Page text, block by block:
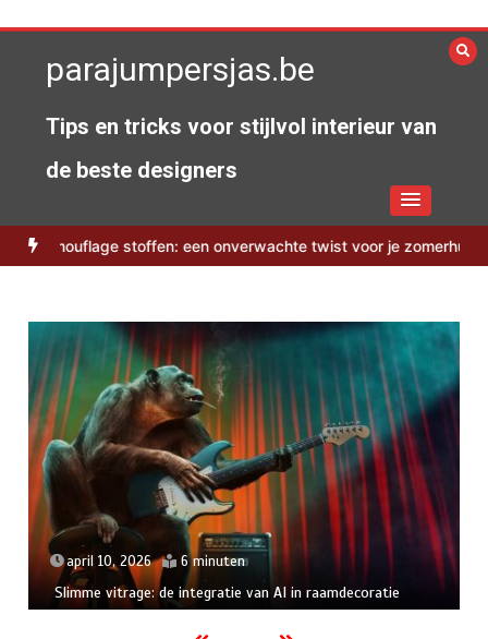
naar
inhoud
parajumpersjas.be
Tips en tricks voor stijlvol interieur van
de beste designers
stoffen: een onverwachte twist voor je zomerhuis
april 10, 2026 6 minuten
Slimme vitrage: de integratie van AI in raamdecoratie